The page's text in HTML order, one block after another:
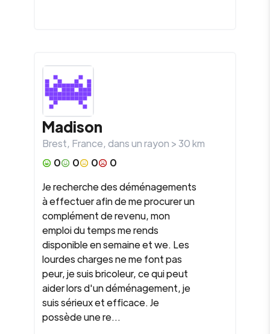
Madison
Brest, France, dans un rayon >30km
0
0 0
0
Je recherche des déménagements
à effectuer afin de me procurer un
complément de revenu, mon
emploi du temps me rends
disponible en semaine et we. Les
lourdes charges ne me font pas
peur, je suis bricoleur, ce qui peut
aider lors d'un déménagement, je
suis sérieux et efficace. Je
possède une re...